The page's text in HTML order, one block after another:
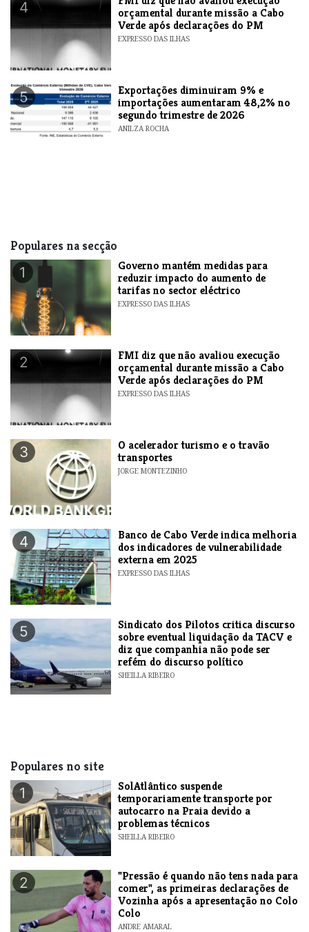
4
orçamental durante missão a Cabo
Verde após declarações do PM
EXPRESSO DAS ILHAS
5
Exportações diminuiram 9% e
importações aumentaram 48,2% no
segundo trimestre de 2026
ANILZA ROCHA
Populares na secção
1
Governo mantém medidas para
reduzir impacto do aumento de
tarifas no sector eléctrico
EXPRESSO DAS ILHAS
2
FMI diz que não avaliou execução
orçamental durante missão a Cabo
Verde após declarações do PM
EXPRESSO DAS ILHAS
3
O acelerador turismo e o travão
transportes
JORGE MONTEZINHO
4
Banco de Cabo Verde indica melhoria
dos indicadores de vulnerabilidade
externa em 2025
EXPRESSO DAS ILHAS
5
Sindicato dos Pilotos critica discurso
sobre eventual liquidação da TACV e
diz que companhia não pode ser
refém do discurso político
SHEILLA RIBEIRO
Populares no site
1
SolAtlântico suspende
temporariamente transporte por
autocarro na Praia devido a
problemas técnicos
SHEILLA RIBEIRO
2
"Pressão é quando não tens nada para
comer", as primeiras declarações de
Vozinha após a apresentação no Colo
Colo
ANDRE AMARAL